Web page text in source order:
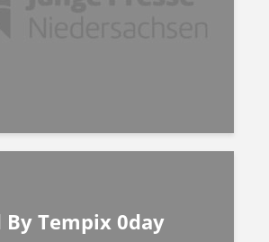
By Tempix 0day